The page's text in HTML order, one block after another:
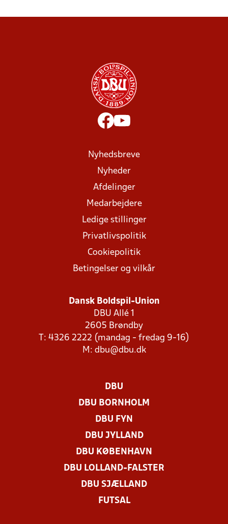
Nyhedsbreve
Nyheder
Afdelinger
Medarbejdere
Ledige stillinger
Privatlivspolitik
Cookiepolitik
Betingelser og vilkår
Dansk Boldspil-Union
DBU Allé 1
2605 Brøndby
T: 4326 2222 (mandag - fredag 9-16)
M: dbu@dbu.dk
DBU
DBU BORNHOLM
DBU FYN
DBU JYLLAND
DBU KØBENHAVN
DBU LOLLAND-FALSTER
DBU SJÆLLAND
FUTSAL